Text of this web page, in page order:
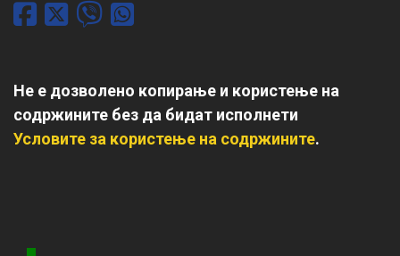
Не е дозволено копирање и користење на
содржините без да бидат исполнети
Условите за користење на содржините.